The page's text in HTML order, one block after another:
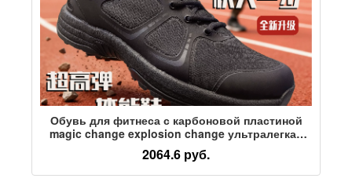
Обувь для фитнеса с карбоновой пластиной
magic change explosion change ультралегкая
черная обувь для физических тренировок,
мужские спортивные износостойкие кроссовки
для бега в сверхкритических условиях
2064.6 руб.